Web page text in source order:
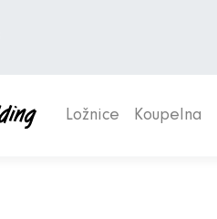
Ložnice Koupelna